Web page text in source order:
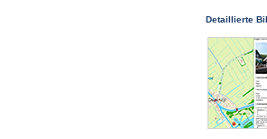
Detaillierte